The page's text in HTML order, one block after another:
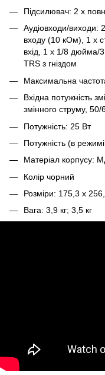
Підсилювач: 2 x
Аудіовходи/виходи:
входу (10 кОм), 1 x
вхід, 1 x 1/8 дюйма/
TRS з гніздом
Максимальна
Вхідна потужність
змінного струму, 50/
Потужність: 25 Вт
Потужність (в
Матеріал корпусу:
Колір чорний
Розміри: 175,3 x
Вага: 3,9 кг; 3,5 кг